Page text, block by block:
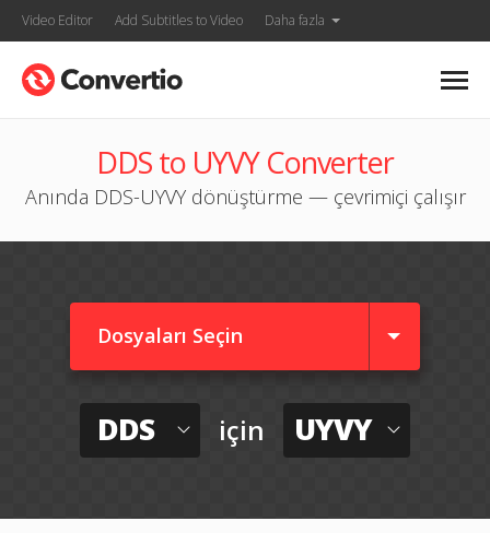
Video Editor Add Subtitles to Video Daha fazla
DDS to UYVY Converter
Anında DDS-UYVY dönüştürme — çevrimiçi çalışır
Dosyaları Seçin
DDS için UYVY